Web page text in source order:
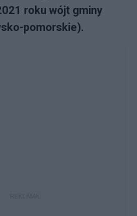
roku wójt gminy
pomorskie).